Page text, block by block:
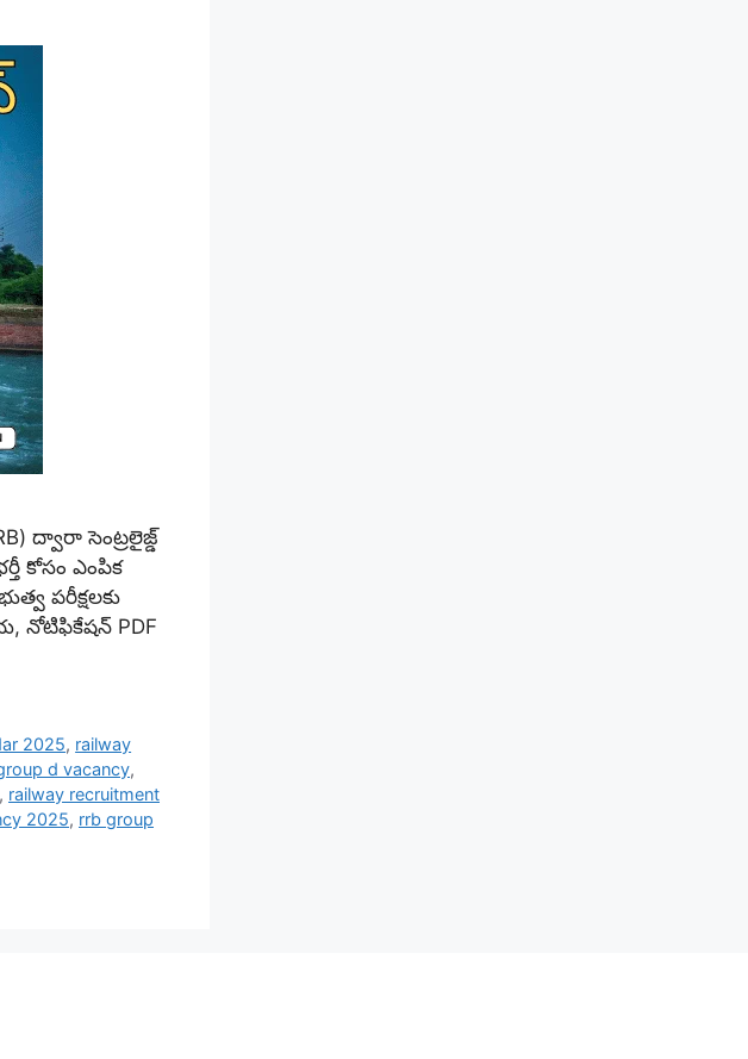
ద్వారా సెంట్రలైజ్డ్
కోసం ఎంపిక
పరీక్షలకు
నోటిఫికేషన్ PDF
2025, railway
d vacancy,
, railway recruitment
2025, rrb group